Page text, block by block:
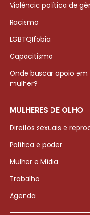
Violência política de
Racismo
LGBTQIfobia
Capacitismo
Onde buscar apoio
mulher?
MULHERES DE OLHO
Direitos sexuais e
Política e poder
Mulher e Mídia
Trabalho
Agenda